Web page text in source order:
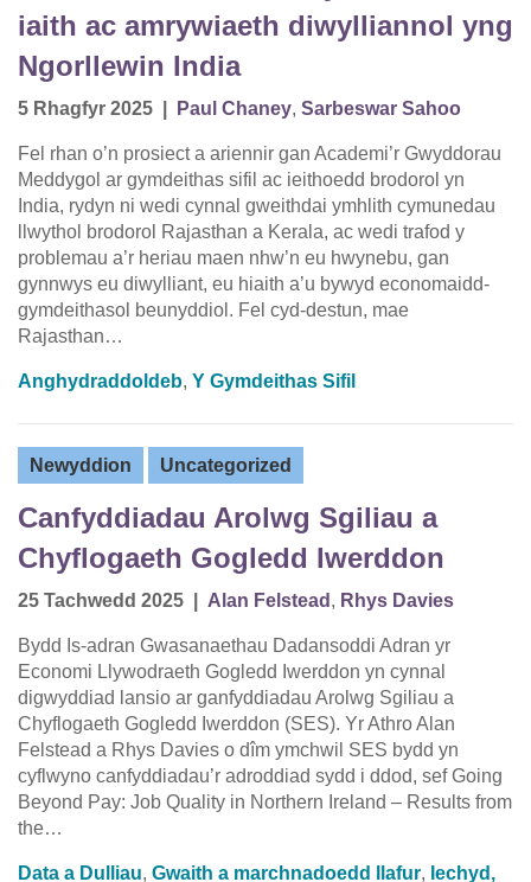
iaith ac amrywiaeth diwylliannol yng
Ngorllewin India
5 Rhagfyr 2025 Paul Chaney, Sarbeswar Sahoo
Fel rhan o’n prosiect a ariennir gan Academi’r Gwyddorau
Meddygol ar gymdeithas sifil ac ieithoedd brodorol yn
India, rydyn ni wedi cynnal gweithdai ymhlith cymunedau
llwythol brodorol Rajasthan a Kerala, ac wedi trafod y
problemau a’r heriau maen nhw’n eu hwynebu, gan
gynnwys eu diwylliant, eu hiaith a’u bywyd economaidd-
gymdeithasol beunyddiol. Fel cyd-destun, mae
Rajasthan…
Anghydraddoldeb, Y Gymdeithas Sifil
Newyddion Uncategorized
Canfyddiadau Arolwg Sgiliau a
Chyflogaeth Gogledd Iwerddon
25 Tachwedd 2025 Alan Felstead , Rhys Davies
Bydd Is-adran Gwasanaethau Dadansoddi Adran yr
Economi Llywodraeth Gogledd Iwerddon yn cynnal
digwyddiad lansio ar ganfyddiadau Arolwg Sgiliau a
Chyflogaeth Gogledd Iwerddon (SES). Yr Athro Alan
Felstead a Rhys Davies o dîm ymchwil SES bydd yn
cyflwyno canfyddiadau’r adroddiad sydd i ddod, sef Going
Beyond Pay: Job Quality in Northern Ireland – Results from
the…
Data a Dulliau, Gwaith a marchnadoedd llafur, Iechyd,